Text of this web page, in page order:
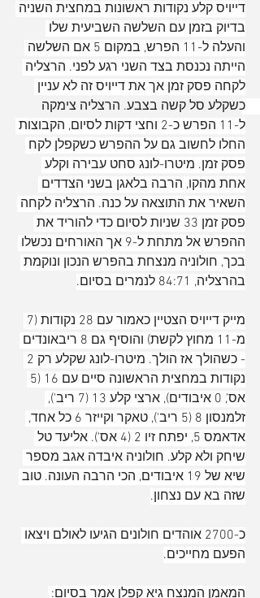
דייויס קלע נקודות ראשונות במחצית השניה
בדיוק בזמן עם השלשה השביעית שלו
והעלה ל-11 הפרש, במקום 5 אם השלשה
הייתה נכנסת בצד השני רגע לפני. הרצליה
לקחה פסק זמן אך את דייויס זה לא עניין
כשקלע סל קשה בצבע. הרצליה צימקה
ל-11 הפרש כ-2 וחצי דקות לסיום, הקבוצות
החלו לחשוב גם על ההפרש כשקפלן לקח
פסק זמן. מיטרו-לונג סחט עבירה וקלע
אחת מהקו, הרבה בלאגן בשני הצדדים
השאיר את התוצאה על כנה. הרצליה לקחה
פסק זמן 33 שניות לסיום כדי להוריד את
ההפרש אל מתחת ל-9 אך האורחים נכשלו
בכך, חולוניה מנצחת בהפרש הנכון ונוקמת
בהרצליה, 84:71 לנמרים בסיום.
מ-11 מחוץ לקשת) והוסיף גם 8 ריבאונדים
אס', 0 איבודים), ארצי קלע 13 (7 ריב'),
זלמנסון 8 (5 ריב'), טאקר וקייזר 6 כל אחד,
אדאמס 5, יפתח זיו 2 (4 אס'). אליעד טל
שיחק ולא קלע. חולוניה איבדה אגב מספר
שיא של 19 איבודים, הכי הרבה העונה. טוב
שזה בא עם נצחון.
כ-2700 אוהדים חולונים הגיעו לאולם ויצאו
הפעם מחייכים.
המאמן המנצח גיא קפלן אמר בסיום: